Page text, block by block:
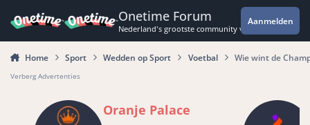
Onetime Forum
Nederland's grootste community voor de
Aanmelden
Home Sport Wedden op Sport Voetbal Wie wint de
Verberg Advertenties
Oranje Palace